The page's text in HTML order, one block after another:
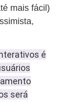
mais fácil)
é
será